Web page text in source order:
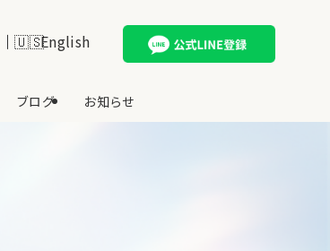
ブログ お知らせ
English